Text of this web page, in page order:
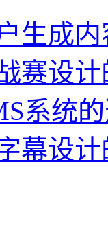
生成
赛设
系统
幕设